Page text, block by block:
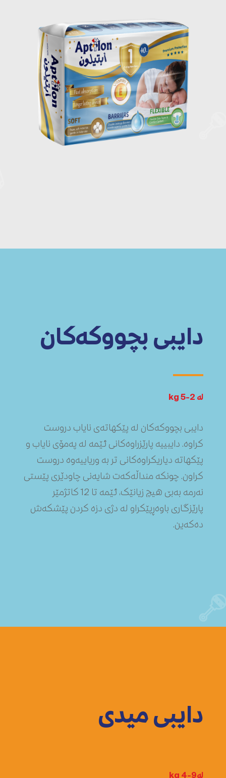
دایبی بچووکەکان
لە 2-5 kg
دایبی بچووکەکان لە پێکهاتەی نایاب دروست
کراوە. دایبییە پارێزراوەکانی ئێمە لە پەمۆی نایاب و
پێکهاتە دیاریکراوەکانی تر بە وریاییەوە دروست
کراون. چونکە منداڵەکەت شایەنی چاودێری پێستی
نەرمە بەبێ هیچ زیانێک، ئێمە تا 12 کاتژمێر
پارێزگاری باوەڕپێکراو لە دژی دزە کردن پێشکەش
دەکەین.
دایبی میدی